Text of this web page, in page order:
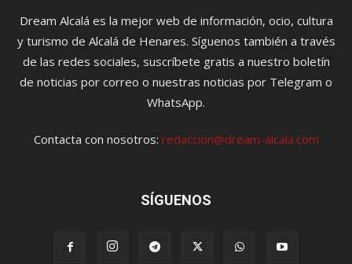
Dream Alcalá es la mejor web de información, ocio, cultura
y turismo de Alcalá de Henares. Síguenos también a través
de las redes sociales, suscríbete gratis a nuestro boletín
de noticias por correo o nuestras noticias por Telegram o
WhatsApp.
Contacta con nosotros: redaccion@dream-alcala.com
SÍGUENOS